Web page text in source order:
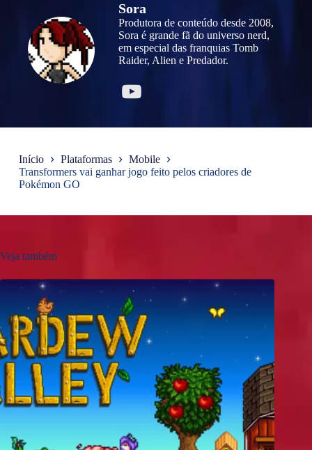
Sora
Produtora de conteúdo desde 2008,
Sora é grande fã do universo nerd,
em especial das franquias Tomb
Raider, Alien e Predador.
Início Plataformas
Mobile
Transformers vai ganhar jogo feito pelos criadores de
Pokémon GO
Veja também